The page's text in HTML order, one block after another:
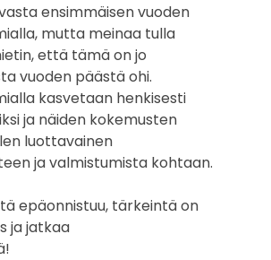
ensimmäisen vuoden
mutta meinaa tulla
että tämä on jo
vuoden päästä ohi.
kasvetaan henkisesti
ja näiden kokemusten
luottavainen
ja valmistumista kohtaan.
epäonnistuu, tärkeintä on
ja jatkaa